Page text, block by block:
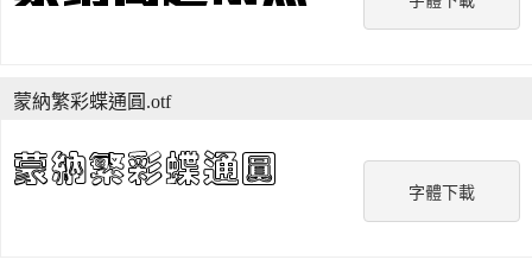
字體下載
蒙納繁彩蝶通圓.otf